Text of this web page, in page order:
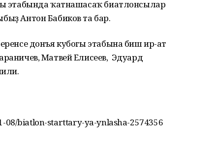
этабында ҡатнашасаҡ биатлонсылар
Антон Бабиков та бар.
донъя кубогы этабына биш ир-ат
Матвей Елисеев, Эдуард
08/biatlon-starttary-ya-ynlasha-2574356